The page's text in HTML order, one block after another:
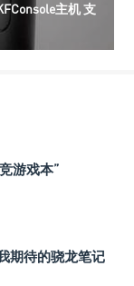
主机 支
游戏本”
期待的骁龙笔记